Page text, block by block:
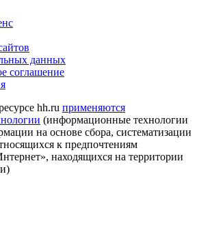
данных
соглашение
hh.ru применяются
(информационные технологии
на основе сбора, систематизации
к предпочтениям
находящихся на территории